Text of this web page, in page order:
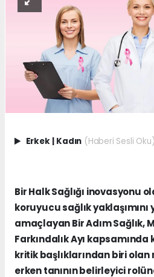
Erkek Kadın (Haberi Sesli Oku)
Bir Halk Sağlığı inovasyonu
koruyucu sağlık yaklaşımını
amaçlayan Bir Adım Sağlık,
Farkındalık Ayı kapsamında
kritik başlıklarından biri
erken tanının belirleyici